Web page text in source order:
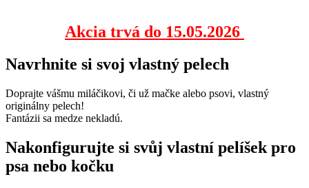
Akcia trvá do 15.05.2026
Navrhnite si svoj vlastný pelech
Doprajte vášmu miláčikovi, či už mačke alebo psovi, vlastný
originálny pelech!
Fantázii sa medze nekladú.
Nakonfigurujte si svůj vlastní pelíšek pro
psa nebo kočku